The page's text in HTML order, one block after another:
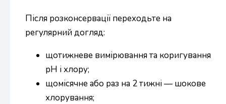
Після розконсервації переходьте на
регулярний догляд:
щотижневе вимірювання та коригування
pH і хлору;
щомісячне або раз на 2 тижні — шокове
хлорування;